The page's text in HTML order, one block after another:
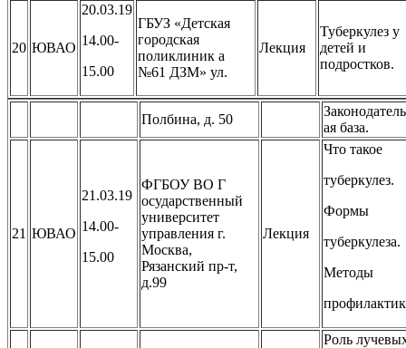
20 ЮВАО
20.03.19
14.00-
15.00
ГБУЗ «Детская
городская
поликлиник а
№61 ДЗМ» ул.
Лекция
Туберкулез у
детей и
подростков.
Полбина, д. 50
ая база.
21 ЮВАО
21.03.19
14.00-
15.00
ФГБОУ ВО Г
осударственный
университет
управления г.
Москва,
Рязанский пр-т,
д.99
Лекция
Что такое
туберкулез.
Формы
туберкулеза.
Методы
Роль